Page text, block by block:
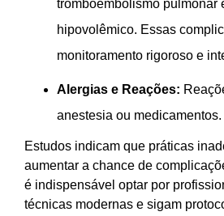
tromboembolismo pulmonar
hipovolêmico. Essas
monitoramento rigoroso e
Alergias e Reações:
anestesia ou medicamentos.
Estudos indicam que práticas
aumentar a chance de
é indispensável optar por
técnicas modernas e sigam